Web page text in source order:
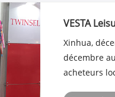
VESTA
Xinhua,
décembre
acheteurs